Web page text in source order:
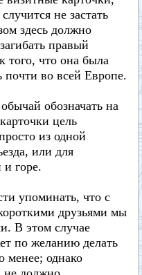
не застать
здесь должно
правый
того, что она была
почти во всей Европе.
обозначать на
цель
из одной
или для
и горе.
упоминать, что с
друзьями мы
В этом случае
по желанию делать
менее; однако